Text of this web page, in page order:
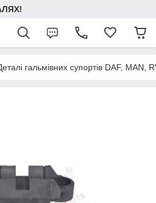
гальмівних супортів DAF,